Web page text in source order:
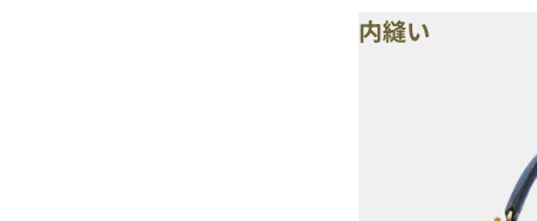
内縫い